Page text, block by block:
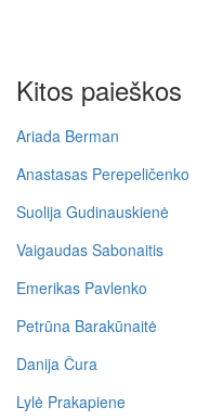
Kitos paieškos
Ariada Berman
Anastasas Perepeličenko
Suolija Gudinauskienė
Vaigaudas Sabonaitis
Emerikas Pavlenko
Petrūna Barakūnaitė
Danija Čura
Lylė Prakapiene